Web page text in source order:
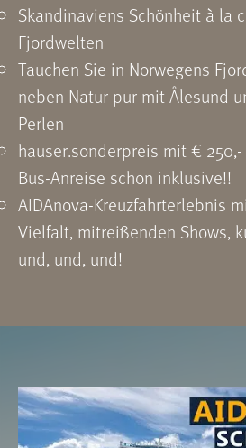
Skandinaviens Schönheit à la
Fjordwelten
Tauchen Sie in Norwegens
neben Natur pur mit Ålesund
Perlen
hauser.sonderpreis mit €
Bus-Anreise schon inklusive!!
AIDAnova-Kreuzfahrterlebnis
Vielfalt, mitreißenden Shows,
und, und, und!